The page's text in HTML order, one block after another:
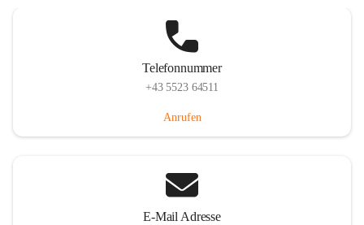
Telefonnummer
+43 5523 64511
Anrufen
E-Mail Adresse